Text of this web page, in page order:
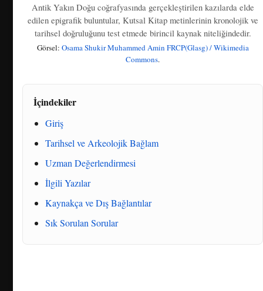
Antik Yakın Doğu coğrafyasında gerçekleştirilen kazılarda elde
edilen epigrafik buluntular, Kutsal Kitap metinlerinin kronolojik ve
tarihsel doğruluğunu test etmede birincil kaynak niteliğindedir.
Görsel: Osama Shukir Muhammed Amin FRCP(Glasg) / Wikimedia
Commons.
İçindekiler
Giriş
Tarihsel ve Arkeolojik Bağlam
Uzman Değerlendirmesi
İlgili Yazılar
Kaynakça ve Dış Bağlantılar
Sık Sorulan Sorular